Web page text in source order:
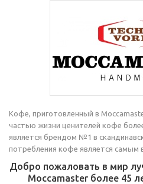
Кофе, приготовленный в
частью жизни ценителей кофе
является брендом №1 в
потребления кофе является самым
Добро пожаловать в мир
Moccamaster более 45